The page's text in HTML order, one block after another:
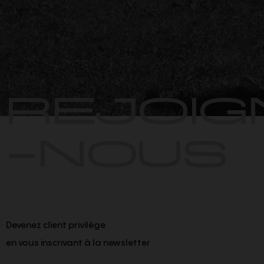
Devenez client privilège
en vous inscrivant à la newsletter